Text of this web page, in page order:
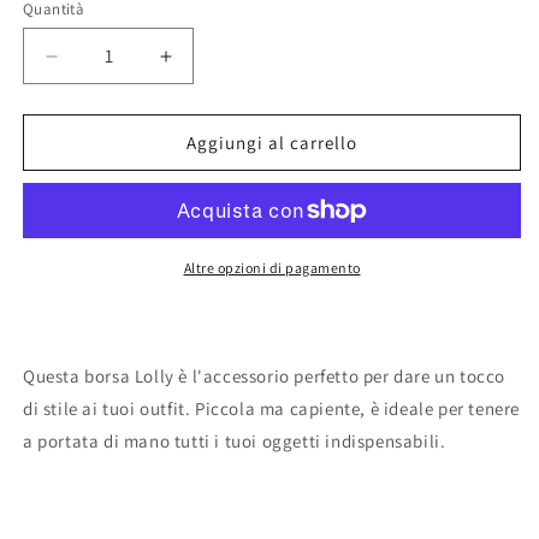
Quantità
Diminuisci
quantità
per
LOLLY
Aumenta
quantità
per
BORSA
LOLLY
Aggiungi al carrello
Altre opzioni di pagamento
Questa borsa Lolly è l'accessorio perfetto per dare un tocco
di stile ai tuoi outfit. Piccola ma capiente, è ideale per tenere
a portata di mano tutti i tuoi oggetti indispensabili.